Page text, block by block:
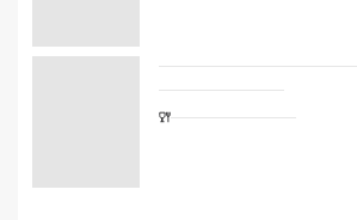
Сетевые отели Египта
Сетевые отели ОАЭ